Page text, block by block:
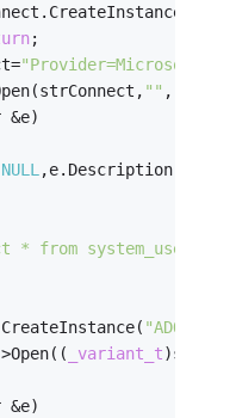
;
"" ,
&e)
NULL,e.Description(),
* from system_user"
>Open((
_variant_t)sql,
&e)